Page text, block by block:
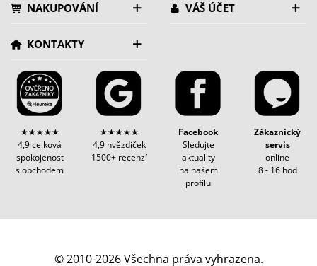
NAKUPOVÁNÍ VÁŠ ÚČET
KONTAKTY
★★★★★
4,9 celková
spokojenost
s obchodem
★★★★★
4,9 hvězdiček
1500+ recenzí
Facebook
Sledujte
aktuality
na našem
profilu
Zákaznický
servis
online
8 - 16 hod
© 2010-2026 Všechna práva vyhrazena.